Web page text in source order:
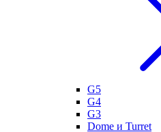
G5
G4
G3
Dome и Turret